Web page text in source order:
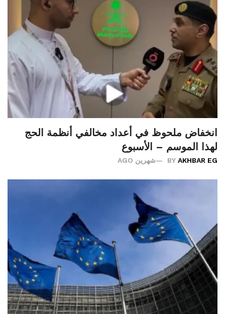
انخفاض ملحوظ في أعداد مخالفي أنظمة الحج
لهذا الموسم – الأسبوع
BY AKHBAR EG شهرين AGO